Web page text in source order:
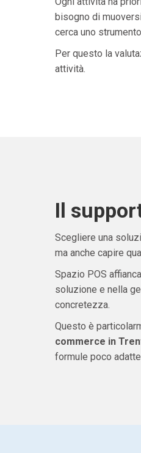
bisogno di
cerca uno
Per questo la
attività.
Il
Scegliere una
ma anche capire
Spazio POS
soluzione e nella
concretezza.
Questo è
commerce in
formule poco